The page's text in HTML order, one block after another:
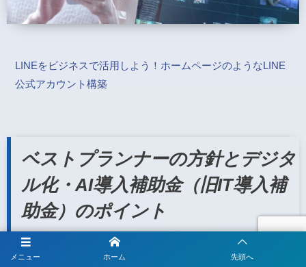
LINEをビジネスで活用しよう！ホームページのようなLINE
公式アカウント構築
ベストプランナーの方針とデジタ
ル化・AI導入補助金（旧IT導入補
助金）のポイント
ベストプランナー合同会社では、企業の方が最適なITツールを
メニュー ホーム 先頭へ